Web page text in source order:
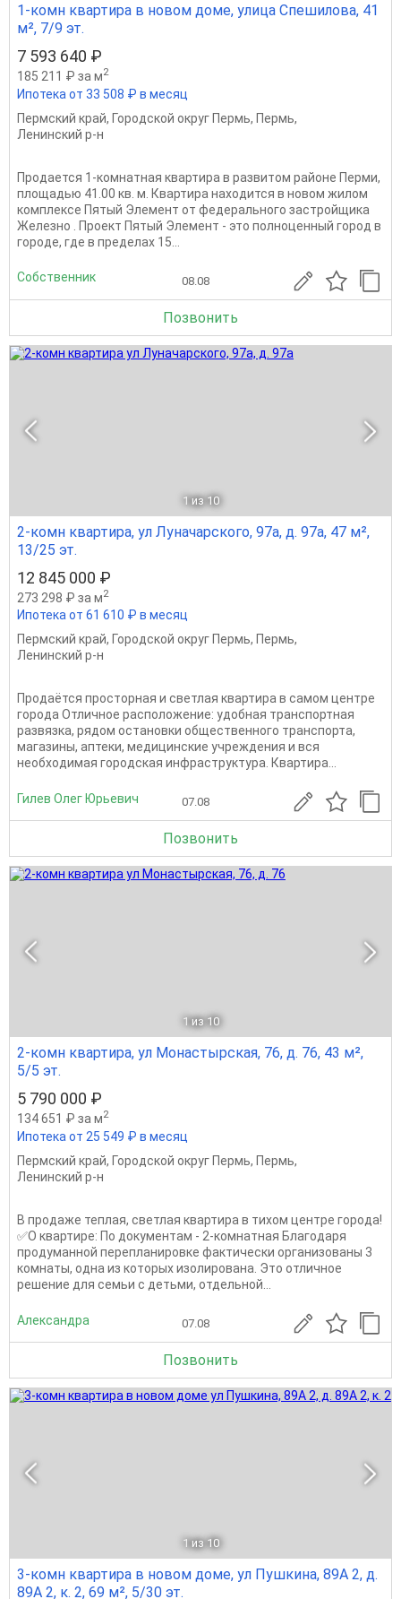
1-комн квартира в новом доме, улица Спешилова, 41
м², 7/9 эт.
7 593 640 ₽
185 211 ₽ за м2
Ипотека от 33 508 ₽ в месяц
Пермский край, Городской округ Пермь, Пермь,
Ленинский р-н
Продается 1-комнатная квартира в развитом районе Перми,
площадью 41.00 кв. м. Квартира находится в новом жилом
комплексе Пятый Элемент от федерального застройщика
Железно . Проект Пятый Элемент - это полноценный город в
городе, где в пределах 15...
Собственник 08.08
Позвонить
1 из 10
2-комн квартира, ул Луначарского, 97а, д. 97а, 47 м²,
13/25 эт.
12 845 000 ₽
273 298 ₽ за м2
Ипотека от 61 610 ₽ в месяц
Пермский край, Городской округ Пермь, Пермь,
Ленинский р-н
Продаётся просторная и светлая квартира в самом центре
города Отличное расположение: удобная транспортная
развязка, рядом остановки общественного транспорта,
магазины, аптеки, медицинские учреждения и вся
необходимая городская инфраструктура. Квартира...
Гилев Олег Юрьевич 07.08
Позвонить
1 из 10
2-комн квартира, ул Монастырская, 76, д. 76, 43 м²,
5/5 эт.
5 790 000 ₽
134 651 ₽ за м2
Ипотека от 25 549 ₽ в месяц
Пермский край, Городской округ Пермь, Пермь,
Ленинский р-н
В продаже теплая, светлая квартира в тихом центре города!
✅О квартире: По документам - 2-комнатная Благодаря
продуманной перепланировке фактически организованы 3
комнаты, одна из которых изолирована. Это отличное
решение для семьи с детьми, отдельной...
Александра 07.08
Позвонить
1 из 10
3-комн квартира в новом доме, ул Пушкина, 89А 2, д.
89А 2, к. 2, 69 м², 5/30 эт.